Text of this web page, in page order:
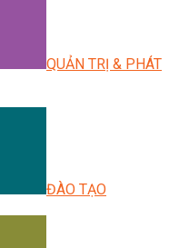
QUẢN TRỊ & PHÁT
ĐÀO TẠO